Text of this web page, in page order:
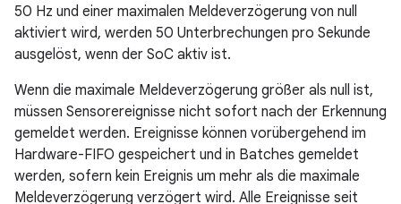
50 Hz und einer maximalen Meldeverzögerung von null
aktiviert wird, werden 50 Unterbrechungen pro Sekunde
ausgelöst, wenn der SoC aktiv ist.
Wenn die maximale Meldeverzögerung größer als null ist,
müssen Sensorereignisse nicht sofort nach der Erkennung
gemeldet werden. Ereignisse können vorübergehend im
Hardware-FIFO gespeichert und in Batches gemeldet
werden, sofern kein Ereignis um mehr als die maximale
Meldeverzögerung verzögert wird. Alle Ereignisse seit